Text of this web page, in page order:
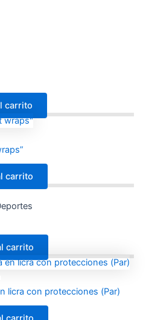
carrito
carrito
carrito
licra con protecciones (Par)